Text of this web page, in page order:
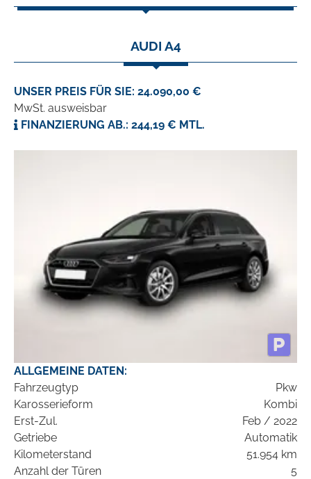
AUDI A4
UNSER PREIS FÜR SIE: 24.090,00 €
MwSt. ausweisbar
FINANZIERUNG AB.: 244,19 € MTL.
ALLGEMEINE DATEN:
Fahrzeugtyp
Pkw
Karosserieform
Kombi
Erst-Zul.
Feb / 2022
Getriebe
Automatik
Kilometerstand
51.954 km
Anzahl der Türen
5